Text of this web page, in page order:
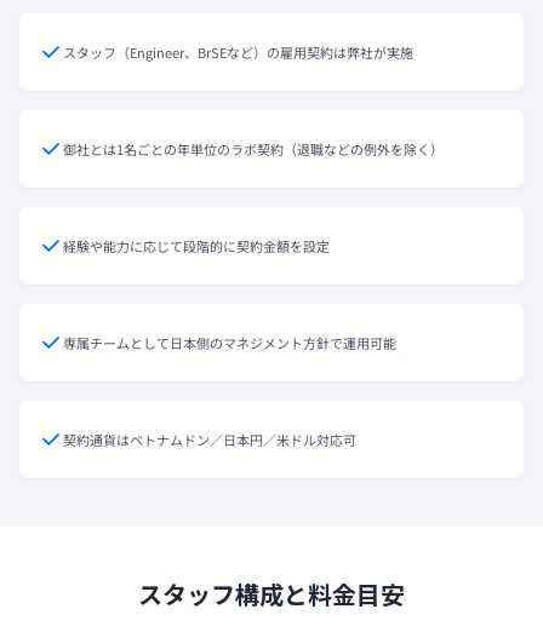
スタッフ（Engineer、BrSEなど）の雇用契約は弊社が実施
御社とは1名ごとの年単位のラボ契約（退職などの例外を除く）
経験や能力に応じて段階的に契約金額を設定
専属チームとして日本側のマネジメント方針で運用可能
契約通貨はベトナムドン／日本円／米ドル対応可
スタッフ構成と料金目安